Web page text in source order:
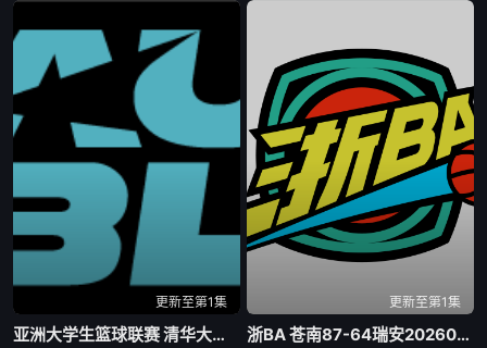
更新至第1集
亚洲大学生篮球联赛 清华大学VS菲律宾大学20260806
更新至第1集
浙BA 苍南87-64瑞安20260807